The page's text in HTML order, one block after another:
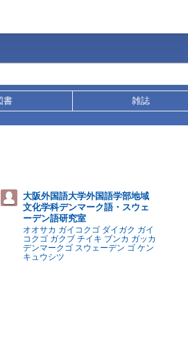
書 雑誌
大阪外国語大学外国語学部地域
文化学科デンマーク語・スウェ
ーデン語研究室
オオサカ ガイコクゴ ダイガク ガイ
コクゴ ガクブ チイキ ブンカ ガッカ
デンマークゴ スウェーデン ゴ ケン
キュウシツ